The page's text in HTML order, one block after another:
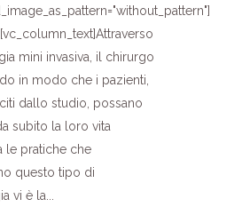
mini invasiva, il chirurgo
in modo che i pazienti,
dallo studio, possano
subito la loro vita
le pratiche che
questo tipo di
vi è la...